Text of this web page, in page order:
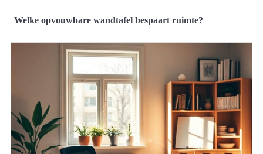
Welke opvouwbare wandtafel bespaart ruimte?